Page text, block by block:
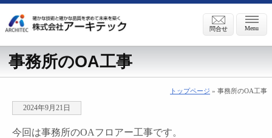
Menu
問合せ
事務所のOA工事
トップページ » 事務所のOA工事
2024年9月21日
今回は事務所のOAフロアー工事です。